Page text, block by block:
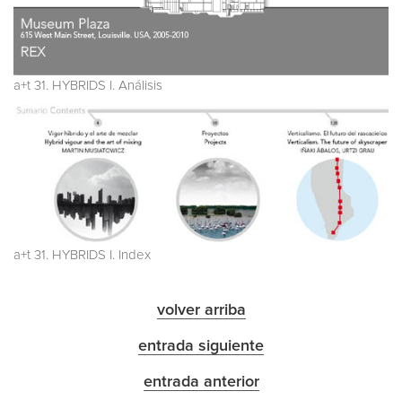
a+t 31. HYBRIDS I. Análisis
a+t 31. HYBRIDS I. Index
volver arriba
entrada siguiente
entrada anterior